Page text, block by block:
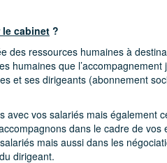
cabinet ?
des ressources humaines à
humaines que l’accompagnement
et ses dirigeants (abonnement
avec vos salariés mais également
dans le cadre de
mais aussi dans les
dirigeant.